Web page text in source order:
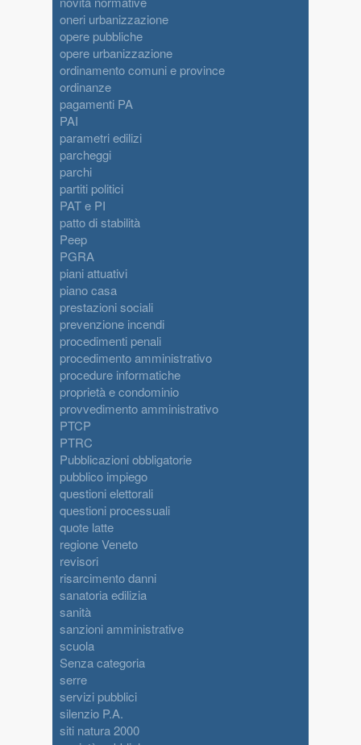
oneri urbanizzazione
opere pubbliche
opere urbanizzazione
ordinamento comuni e province
ordinanze
pagamenti PA
PAI
parametri edilizi
parcheggi
parchi
partiti politici
PAT e PI
patto di stabilità
Peep
PGRA
piani attuativi
piano casa
prestazioni sociali
prevenzione incendi
procedimenti penali
procedimento amministrativo
procedure informatiche
proprietà e condominio
provvedimento amministrativo
PTCP
PTRC
Pubblicazioni obbligatorie
pubblico impiego
questioni elettorali
questioni processuali
quote latte
regione Veneto
revisori
risarcimento danni
sanatoria edilizia
sanità
sanzioni amministrative
scuola
Senza categoria
serre
servizi pubblici
silenzio P.A.
siti natura 2000